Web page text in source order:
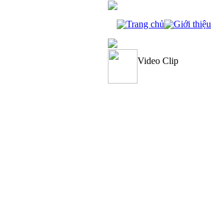
Trang chủ Giới thiệu
Video Clip